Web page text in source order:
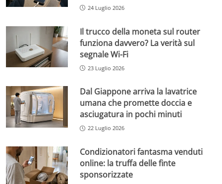
24 Luglio 2026
Il trucco della moneta sul router
funziona davvero? La verità sul
segnale Wi-Fi
23 Luglio 2026
Dal Giappone arriva la lavatrice
umana che promette doccia e
asciugatura in pochi minuti
22 Luglio 2026
Condizionatori fantasma venduti
online: la truffa delle finte
sponsorizzate